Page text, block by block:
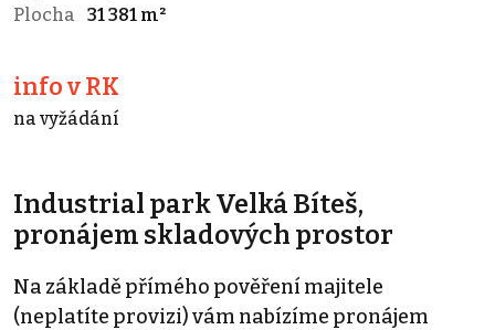
Plocha
31 381 m²
info v RK
na vyžádání
Industrial park Velká Bíteš,
pronájem skladových prostor
Na základě přímého pověření majitele
(neplatíte provizi) vám nabízíme pronájem